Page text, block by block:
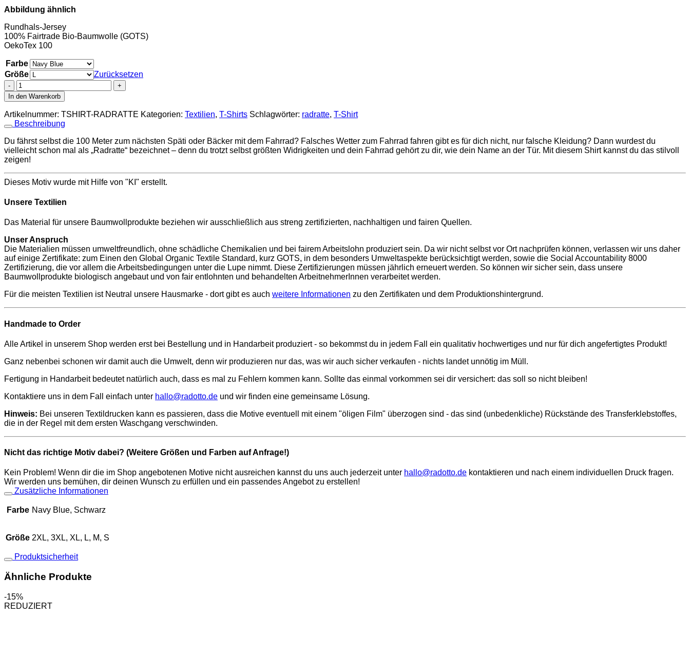
Abbildung ähnlich
Rundhals-Jersey
100% Fairtrade Bio-Baumwolle (GOTS)
OekoTex 100
Farbe
Größe
Zurücksetzen
T-
Shirt
"Radratte
Neon"
(unisex,
verschiedene
Größen
und
Farben)
In den Warenkorb
Artikelnummer: TSHIRT-RADRATTE Kategorien: Textilien, T-Shirts Schlagwörter: radratte, T-Shirt
Beschreibung
Du fährst selbst die 100 Meter zum nächsten Späti oder Bäcker mit dem Fahrrad? Falsches Wetter zum Fahrrad fahren gibt es für dich nicht, nur falsche Kleidung? Dann wurdest du
vielleicht schon mal als „Radratte“ bezeichnet – denn du trotzt selbst größten Widrigkeiten und dein Fahrrad gehört zu dir, wie dein Name an der Tür. Mit diesem Shirt kannst du das stilvoll
zeigen!
Dieses Motiv wurde mit Hilfe von "KI" erstellt.
Unsere Textilien
Das Material für unsere Baumwollprodukte beziehen wir ausschließlich aus streng zertifizierten, nachhaltigen und fairen Quellen.
Unser Anspruch
Die Materialien müssen umweltfreundlich, ohne schädliche Chemikalien und bei fairem Arbeitslohn produziert sein. Da wir nicht selbst vor Ort nachprüfen können, verlassen wir uns daher
auf einige Zertifikate: zum Einen den Global Organic Textile Standard, kurz GOTS, in dem besonders Umweltaspekte berücksichtigt werden, sowie die Social Accountability 8000
Zertifizierung, die vor allem die Arbeitsbedingungen unter die Lupe nimmt. Diese Zertifizierungen müssen jährlich erneuert werden. So können wir sicher sein, dass unsere
Baumwollprodukte biologisch angebaut und von fair entlohnten und behandelten ArbeitnehmerInnen verarbeitet werden.
Für die meisten Textilien ist Neutral unsere Hausmarke - dort gibt es auch weitere Informationen zu den Zertifikaten und dem Produktionshintergrund.
Handmade to Order
Alle Artikel in unserem Shop werden erst bei Bestellung und in Handarbeit produziert - so bekommst du in jedem Fall ein qualitativ hochwertiges und nur für dich angefertigtes Produkt!
Ganz nebenbei schonen wir damit auch die Umwelt, denn wir produzieren nur das, was wir auch sicher verkaufen - nichts landet unnötig im Müll.
Fertigung in Handarbeit bedeutet natürlich auch, dass es mal zu Fehlern kommen kann. Sollte das einmal vorkommen sei dir versichert: das soll so nicht bleiben!
Kontaktiere uns in dem Fall einfach unter hallo@radotto.de und wir finden eine gemeinsame Lösung.
Hinweis: Bei unseren Textildrucken kann es passieren, dass die Motive eventuell mit einem "öligen Film" überzogen sind - das sind (unbedenkliche) Rückstände des Transferklebstoffes,
die in der Regel mit dem ersten Waschgang verschwinden.
Nicht das richtige Motiv dabei? (Weitere Größen und Farben auf Anfrage!)
Kein Problem! Wenn dir die im Shop angebotenen Motive nicht ausreichen kannst du uns auch jederzeit unter hallo@radotto.de kontaktieren und nach einem individuellen Druck fragen.
Wir werden uns bemühen, dir deinen Wunsch zu erfüllen und ein passendes Angebot zu erstellen!
Zusätzliche Informationen
Farbe Navy Blue, Schwarz
Größe 2XL, 3XL, XL, L, M, S
Produktsicherheit
Ähnliche Produkte
-15%
REDUZIERT